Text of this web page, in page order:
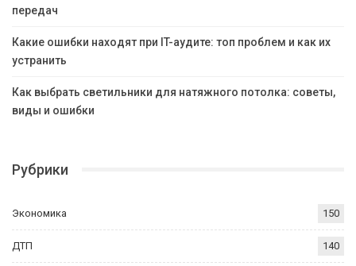
передач
Какие ошибки находят при IT-аудите: топ проблем и как их
устранить
Как выбрать светильники для натяжного потолка: советы,
виды и ошибки
Рубрики
Экономика 150
ДТП 140